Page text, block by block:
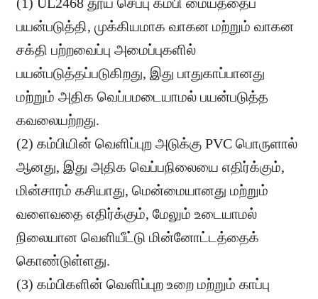
பயன்படுத்தி, முக்கியமாக வாகன மற்றும் வாகன
சக்தி பற்றவைப்பு அமைப்புகளில்
பயன்படுத்தப்படுகிறது, இது பாதுகாப்பானது
மற்றும் அதிக வெப்பமடையாமல் பயன்படுத்த
கவலையற்றது.
(2) கம்பியின் வெளிப்புற அடுக்கு PVC பொருளால்
ஆனது, இது அதிக வெப்பநிலையை எதிர்க்கும்,
மின்சாரம் கசியாது, மென்மையானது மற்றும்
வளைவதை எதிர்க்கும், மேலும் உடையாமல்
நிலையான வெளியீட்டு மின்னோட்டத்தைக்
கொண்டுள்ளது.
(3) கம்பிகளின் வெளிப்புற உறை மற்றும் காப்பு